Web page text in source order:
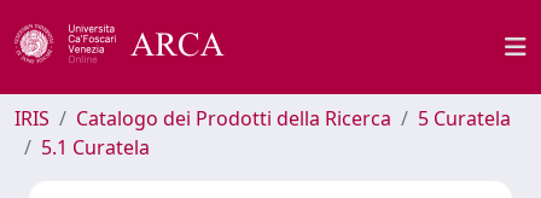
IRIS Catalogo dei Prodotti della Ricerca
5 Curatela
5.1 Curatela